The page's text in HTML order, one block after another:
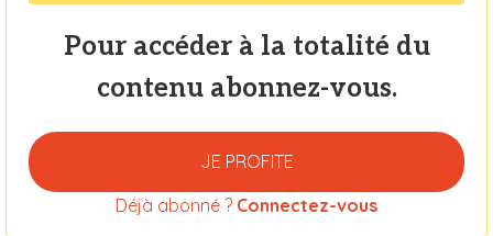
Pour accéder à la totalité du
contenu abonnez-vous.
JE PROFITE
Déjà abonné ? Connectez-vous